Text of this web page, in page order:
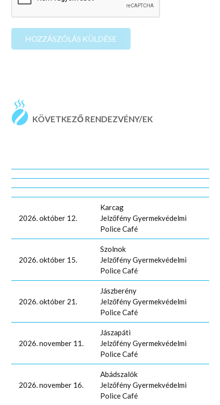
KÖVETKEZŐ RENDEZVÉNY/EK
2026. október 12.
Karcag
Jelzőfény Gyermekvédelmi
Police Café
2026. október 15.
Szolnok
Jelzőfény Gyermekvédelmi
Police Café
2026. október 21.
Jászberény
Jelzőfény Gyermekvédelmi
Police Café
2026. november 11.
Jászapáti
Jelzőfény Gyermekvédelmi
Police Café
2026. november 16.
Abádszalók
Jelzőfény Gyermekvédelmi
Police Café